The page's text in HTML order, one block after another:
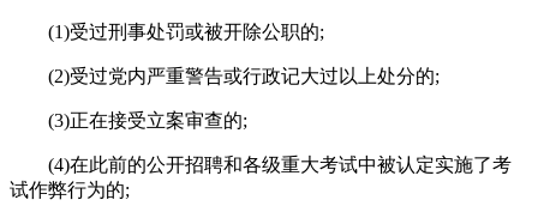
(1)受过刑事处罚或被开除公职的;
(2)受过党内严重警告或行政记大过以上处分的;
(3)正在接受立案审查的;
(4)在此前的公开招聘和各级重大考试中被认定实施了考
试作弊行为的;